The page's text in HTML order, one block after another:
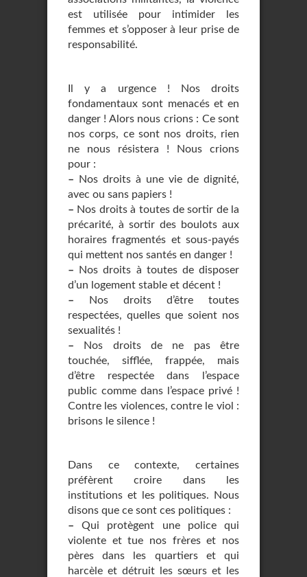
est utilisée pour intimider les
femmes et s’opposer à leur prise de
responsabilité.
Il y a urgence ! Nos droits
fondamentaux sont menacés et en
danger ! Alors nous crions : Ce sont
nos corps, ce sont nos droits, rien
ne nous résistera ! Nous crions
pour :
– Nos droits à une vie de dignité,
avec ou sans papiers !
– Nos droits à toutes de sortir de la
précarité, à sortir des boulots aux
horaires fragmentés et sous-payés
qui mettent nos santés en danger !
– Nos droits à toutes de disposer
d’un logement stable et décent !
– Nos droits d’être toutes
respectées, quelles que soient nos
sexualités !
– Nos droits de ne pas être
touchée, sifflée, frappée, mais
d’être respectée dans l’espace
public comme dans l’espace privé !
Contre les violences, contre le viol :
brisons le silence !
Dans ce contexte, certaines
préfèrent croire dans les
institutions et les politiques. Nous
disons que ce sont ces politiques :
– Qui protègent une police qui
violente et tue nos frères et nos
pères dans les quartiers et qui
harcèle et détruit les sœurs et les